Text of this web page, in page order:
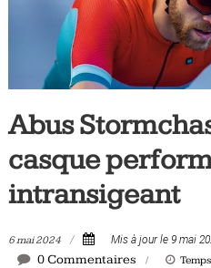
vélo
triathlon
Abus
casque
intransigeant
6 mai 2024 Mis à jour le 9 mai
0 Commentaires